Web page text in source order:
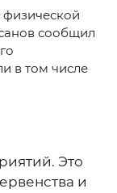
сообщил
в том числе
Это
и